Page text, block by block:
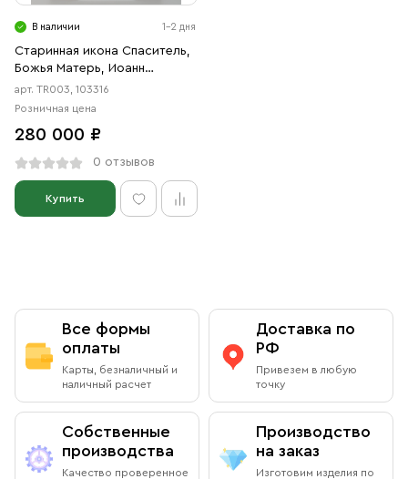
Свечи
Ювелирные изделия
В наличии 1-2 дня
Старинная икона Спаситель,
Божья Матерь, Иоанн
Предтеча, 19 век
арт. TR003, 103316
Розничная цена
280 000 ₽
0 отзывов
Купить
Все формы
оплаты
Карты, безналичный и
наличный расчет
Доставка по
РФ
Привезем в любую
точку
Собственные
производства
Качество проверенное
Производство
на заказ
Изготовим изделия по